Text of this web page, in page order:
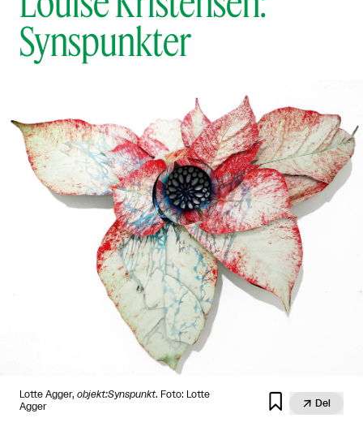
Synspunkter
Lotte Agger, objekt:Synspunkt. Foto: Lotte
Agger
  Del